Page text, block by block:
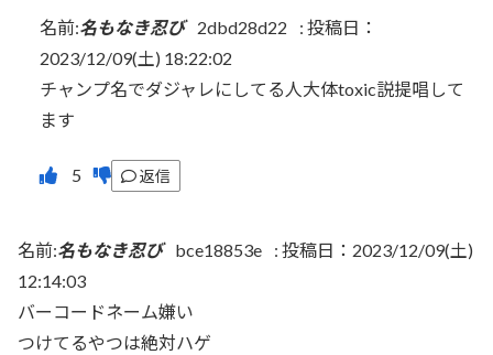
名前:名もなき忍び 2dbd28d22 : 投稿日：
2023/12/09(土) 18:22:02
チャンプ名でダジャレにしてる人大体toxic説提唱して
ます
返信
名前:名もなき忍び bce18853e : 投稿日：2023/12/09(土)
12:14:03
バーコードネーム嫌い
つけてるやつは絶対ハゲ